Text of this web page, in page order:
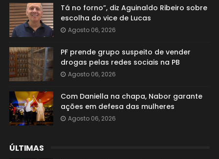
Tá no forno”, diz Aguinaldo Ribeiro sobre
escolha do vice de Lucas
Agosto 06, 2026
PF prende grupo suspeito de vender
drogas pelas redes sociais na PB
Agosto 06, 2026
Com Daniella na chapa, Nabor garante
ações em defesa das mulheres
Agosto 06, 2026
ÚLTIMAS